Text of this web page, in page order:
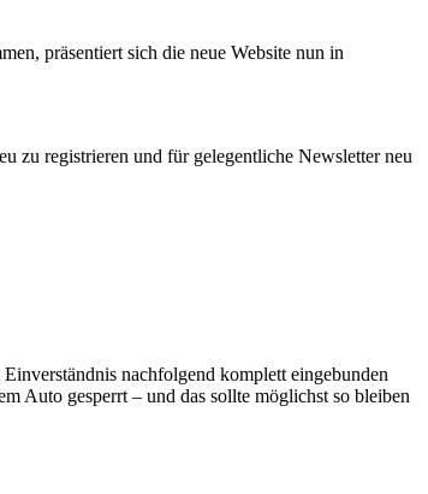
präsentiert sich die neue Website nun in
zu registrieren und für gelegentliche Newsletter neu
nachfolgend komplett eingebunden
Auto gesperrt – und das sollte möglichst so bleiben